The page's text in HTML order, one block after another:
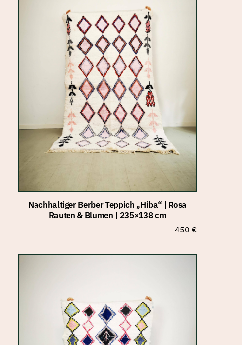
Nachhaltiger Berber Teppich „Hiba“ | Rosa
Rauten & Blumen | 235×138 cm
450 €